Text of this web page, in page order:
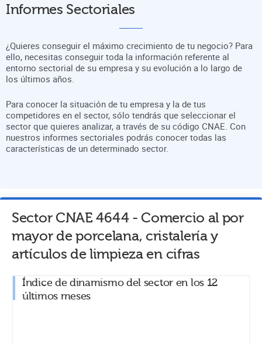
Informes Sectoriales
¿Quieres conseguir el máximo crecimiento de tu negocio? Para
ello, necesitas conseguir toda la información referente al
entorno sectorial de su empresa y su evolución a lo largo de
los últimos años.
Para conocer la situación de tu empresa y la de tus
competidores en el sector, sólo tendrás que seleccionar el
sector que quieres analizar, a través de su código CNAE. Con
nuestros informes sectoriales podrás conocer todas las
características de un determinado sector.
Sector CNAE4644-Comercio al por
mayor de porcelana, cristalería y
artículos de limpiezaen cifras
Índice de dinamismo del sector en los 12
últimos meses